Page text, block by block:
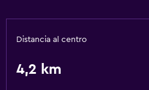
Distancia al centro
4,2 km